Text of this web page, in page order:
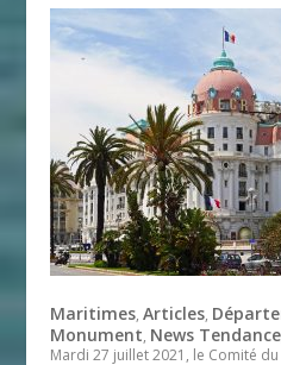
Maritimes,Articles,
Monument, News Tendance
Mardi 27 juillet 2021, le Comité